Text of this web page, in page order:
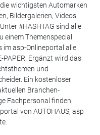
wichtigsten Automarken
Bildergalerien, Videos
#HASHTAG sind alle
einem Themenspecial
im asp-Onlineportal alle
Ergänzt wird das
und
Ein kostenloser
Branchen-
Fachpersonal finden
von AUTOHAUS, asp